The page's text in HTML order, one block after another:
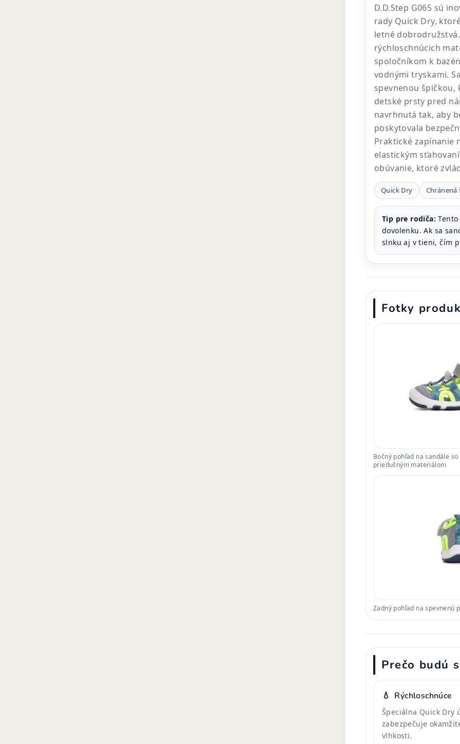
D.D.Step G065 sú
rady Quick Dry,
letné
rýchloschnúcich
spoločníkom k
vodnými tryskami.
spevnenou
detské prsty pred
navrhnutá tak, aby
poskytovala
Praktické zapínanie
elastickým
obúvanie, ktoré
Quick Dry Chránená
Tip pre rodiča:
dovolenku. Ak sa
slnku aj v tieni, čím
Fotky
Bočný pohľad na sandále
priedušným materiálom
Zadný pohľad na spevnenú
Prečo budú
💧 Rýchloschnúce
Špeciálna Quick Dry
zabezpečuje
vlhkosti.